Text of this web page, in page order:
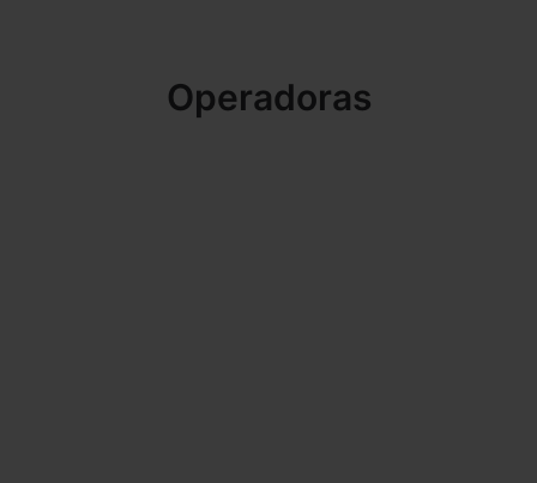
Operadoras